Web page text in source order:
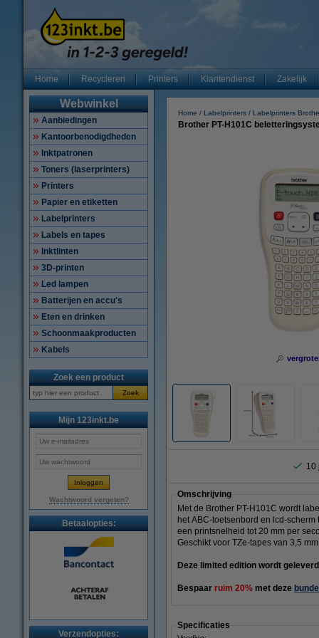
Home Recycleren Printers Klantendienst Zakelijk
Webwinkel
Aanbiedingen
Kantoorbenodigdheden
Inktpatronen
Toners (laserprinters)
Printers
Papier en etiketten
Labelprinters
Labels en tapes
Inktlinten
3D-printen
Led lampen
Batterijen en accu's
Eten en drinken
Schoonmaakproducten
Kabels
Zoek een product
Zoek
Mijn 123inkt.be
Wachtwoord vergeten?
Betaalopties:
Verzendopties:
Home Labelprinters Labelprinters
Brother PT-H101C
10
Omschrijving
Met de Brother PT-H101C wordt
het ABC-toetsenbord en lcd-
een printsnelheid tot 20 mm per
Geschikt voor TZe-tapes van 3,5
Deze limited edition wordt
Bespaar ruim 20% met deze
Specificaties